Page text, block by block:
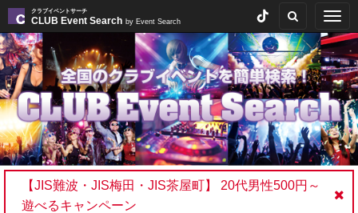
クラブイベントサーチ
CLUB Event Search by Event Search
【JIS難波・JIS梅田・JIS茶屋町】 20代男性500円～
遊べるキャンペーン